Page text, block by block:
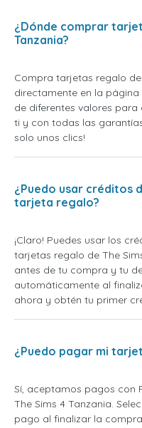
¿Dónde comprar
Tanzania?
Compra tarjetas regalo de
directamente en la
de diferentes valores
ti y con todas las
solo unos clics!
¿Puedo usar créditos
tarjeta regalo?
¡Claro! Puedes usar los
tarjetas regalo de The
antes de tu compra y tu
automáticamente al
ahora y obtén tu primer
¿Puedo pagar mi
Sí, aceptamos pagos con
The Sims 4 Tanzania.
pago al finalizar la